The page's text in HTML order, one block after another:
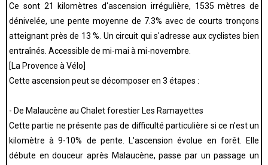
Ce sont 21 kilomètres d'ascension irrégulière, 1535 mètres de
dénivelée, une pente moyenne de 7.3% avec de courts tronçons
atteignant près de 13 %. Un circuit qui s'adresse aux cyclistes bien
entraînés. Accessible de mi-mai à mi-novembre.
[La Provence à Vélo]
Cette ascension peut se décomposer en 3 étapes :
- De Malaucène au Chalet forestier Les Ramayettes
Cette partie ne présente pas de difficulté particulière si ce n'est un
kilomètre à 9-10% de pente. L'ascension évolue en forêt. Elle
débute en douceur après Malaucène, passe par un passage un